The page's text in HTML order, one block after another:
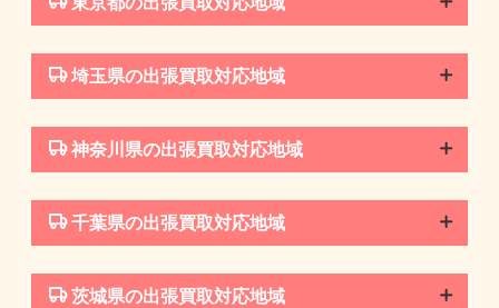
埼玉県の出張買取対応地域
神奈川県の出張買取対応地域
千葉県の出張買取対応地域
茨城県の出張買取対応地域